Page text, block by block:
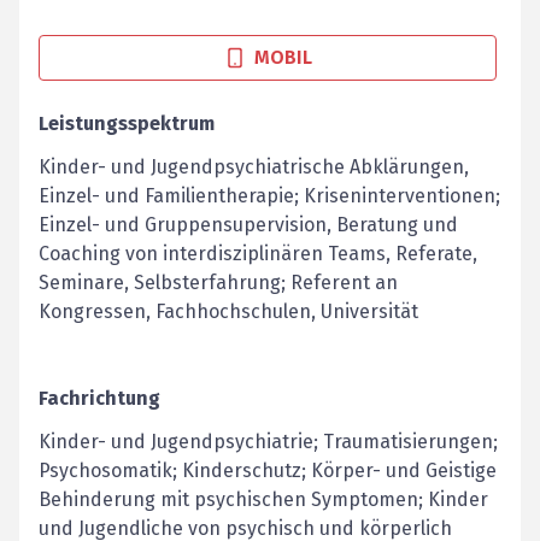
MOBIL
Leistungsspektrum
Kinder- und Jugendpsychiatrische Abklärungen,
Einzel- und Familientherapie; Kriseninterventionen;
Einzel- und Gruppensupervision, Beratung und
Coaching von interdisziplinären Teams, Referate,
Seminare, Selbsterfahrung; Referent an
Kongressen, Fachhochschulen, Universität
Fachrichtung
Kinder- und Jugendpsychiatrie; Traumatisierungen;
Psychosomatik; Kinderschutz; Körper- und Geistige
Behinderung mit psychischen Symptomen; Kinder
und Jugendliche von psychisch und körperlich